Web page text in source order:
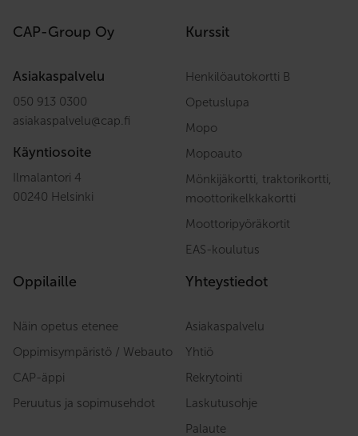
CAP-Group Oy
Asiakaspalvelu
050 913 0300
asiakaspalvelu@cap.fi
Käyntiosoite
Ilmalantori 4
00240 Helsinki
Kurssit
Henkilöautokortti B
Opetuslupa
Mopo
Mopoauto
Mönkijäkortti, traktorikortti,
moottorikelkkakortti
Moottoripyöräkortit
EAS-koulutus
Oppilaille
Näin opetus etenee
Oppimisympäristö / Webauto
CAP-äppi
Peruutus ja sopimusehdot
Yhteystiedot
Asiakaspalvelu
Yhtiö
Rekrytointi
Laskutusohje
Palaute